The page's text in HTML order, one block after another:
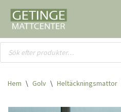
Hoppa
till
innehåll
Hem \ Golv \ Heltäcknings­mattor